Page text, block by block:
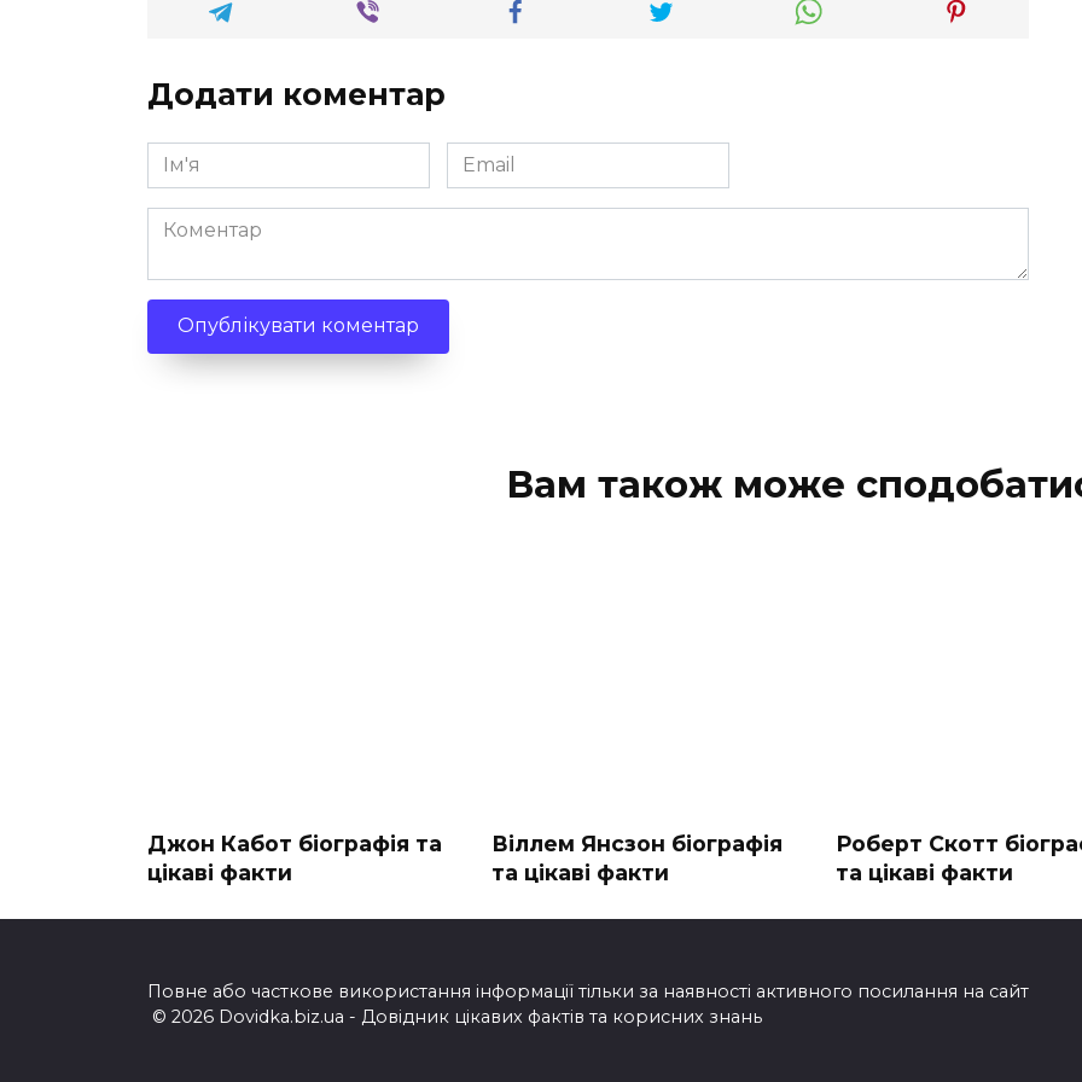
Додати коментар
Ім'я
*
Email
*
Коментар
Вам також може
Джон Кабот біографія та
цікаві факти
Віллем Янсзон біографія
та цікаві факти
Роберт Скотт
та цікаві факти
Повне або часткове використання інформації тільки за наявності активного посилання на сайт
© 2026 Dovidka.biz.ua - Довідник цікавих фактів та корисних знань